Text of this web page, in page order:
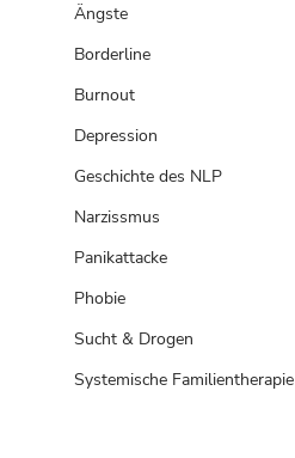
Ängste
Borderline
Burnout
Depression
Geschichte des NLP
Narzissmus
Panikattacke
Phobie
Sucht & Drogen
Systemische Familientherapie